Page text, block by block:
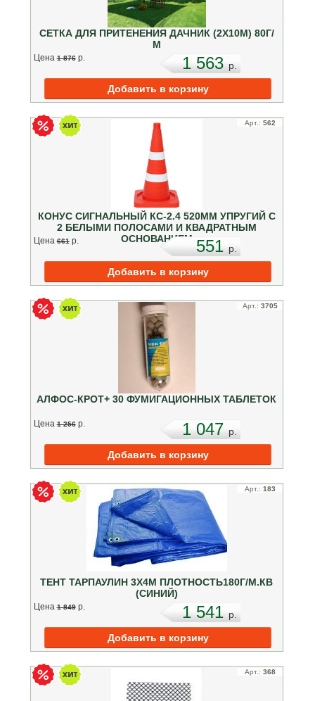
СЕТКА ДЛЯ ПРИТЕНЕНИЯ ДАЧНИК (2Х10М) 80Г/
М
Цена 1 876 p. 1 563p.
Арт.: 562
КОНУС СИГНАЛЬНЫЙ КС-2.4 520ММ УПРУГИЙ С
2 БЕЛЫМИ ПОЛОСАМИ И КВАДРАТНЫМ
ОСНОВАНИЕМ
Цена 661 p. 551p.
Арт.: 3705
АЛФОС-КРОТ+ 30 ФУМИГАЦИОННЫХ ТАБЛЕТОК
Цена 1 256 p. 1 047p.
Арт.: 183
ТЕНТ ТАРПАУЛИН 3Х4М ПЛОТНОСТЬ180Г/М.КВ
(СИНИЙ)
Цена 1 849 p. 1 541p.
Арт.: 368